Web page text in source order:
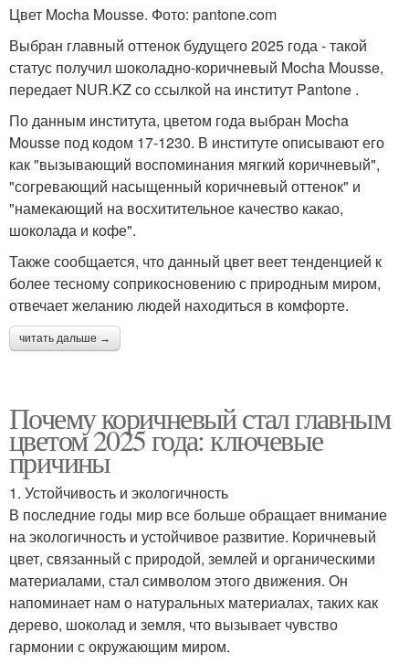
Цвет Mocha Mousse. Фото: pantone.com
Выбран главный оттенок будущего 2025 года - такой
статус получил шоколадно-коричневый Mocha Mousse,
передает NUR.KZ со ссылкой на институт Pantone .
По данным института, цветом года выбран Mocha
Mousse под кодом 17-1230. В институте описывают его
как "вызывающий воспоминания мягкий коричневый",
"согревающий насыщенный коричневый оттенок" и
"намекающий на восхитительное качество какао,
шоколада и кофе".
Также сообщается, что данный цвет веет тенденцией к
более тесному соприкосновению с природным миром,
отвечает желанию людей находиться в комфорте.
читать дальше →
Почему коричневый стал главным
цветом 2025 года: ключевые
причины
1. Устойчивость и экологичность
В последние годы мир все больше обращает внимание
на экологичность и устойчивое развитие. Коричневый
цвет, связанный с природой, землей и органическими
материалами, стал символом этого движения. Он
напоминает нам о натуральных материалах, таких как
дерево, шоколад и земля, что вызывает чувство
гармонии с окружающим миром.